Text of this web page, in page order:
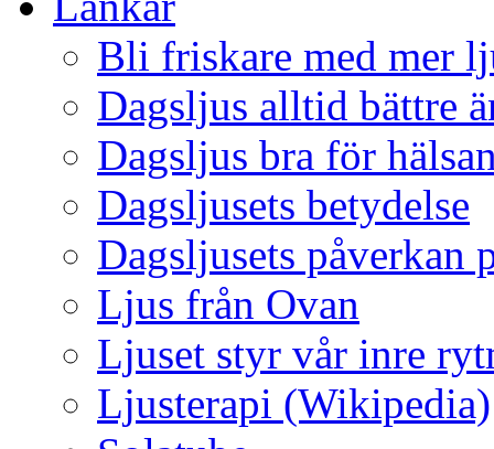
Bli friskare med mer
Dagsljus alltid bättre
Dagsljus bra för
Dagsljusets betydelse
Dagsljusets påverkan
Ljus från Ovan
Ljuset styr vår inre
Ljusterapi (Wikipedia)